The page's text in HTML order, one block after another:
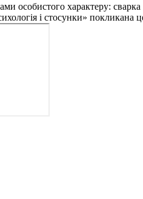
особистого характеру:
і стосунки» покликана